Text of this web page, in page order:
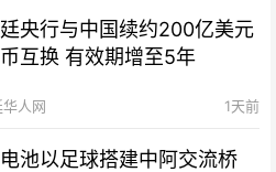
央行与中国续约200亿美元
互换 有效期增至5年
人网 1天前
池以足球搭建中阿交流桥